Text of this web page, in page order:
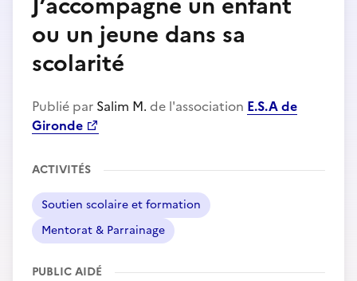
ou un jeune dans sa
scolarité
Publié par Salim M. de l'association E.S.A de
Gironde
ACTIVITÉS
Soutien scolaire et formation
Mentorat & Parrainage
PUBLIC AIDÉ